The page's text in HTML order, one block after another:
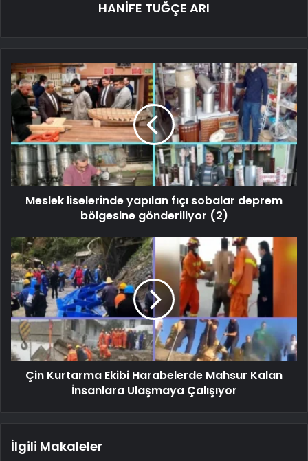
HANİFE TUĞÇE ARI
Meslek liselerinde yapılan fıçı sobalar deprem
bölgesine gönderiliyor (2)
Çin Kurtarma Ekibi Harabelerde Mahsur Kalan
İnsanlara Ulaşmaya Çalışıyor
İlgili Makaleler